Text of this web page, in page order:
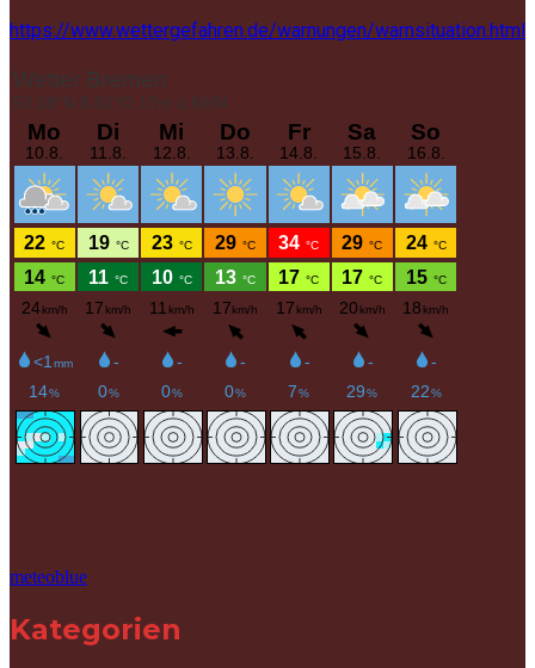
https://www.wettergefahren.de/warnungen/warnsituation.html
meteoblue
Kategorien